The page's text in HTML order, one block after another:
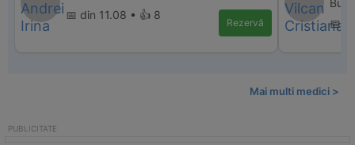
📅 din 11.08 • 👍 8
Rezervă
📅
Mai multi medici >